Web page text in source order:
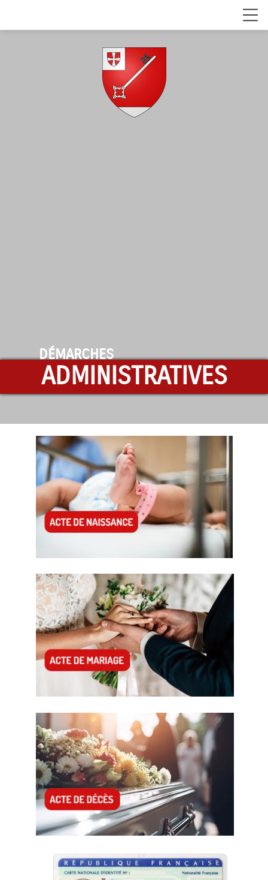
DÉMARCHES
ADMINISTRATIVES